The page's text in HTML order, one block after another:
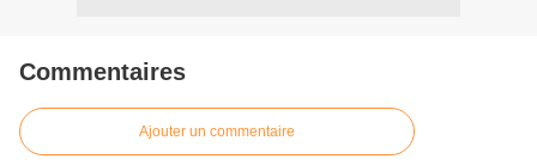
Commentaires
Ajouter un commentaire